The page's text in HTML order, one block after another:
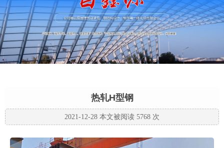
热轧H型钢
2021-12-28 本文被阅读 5768 次